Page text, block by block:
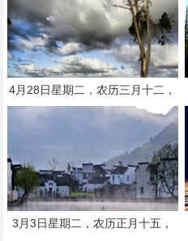
4月28日星期二，农历三月十二，
工作愉快，平安喜乐
3月3日星期二，农历正月十五，